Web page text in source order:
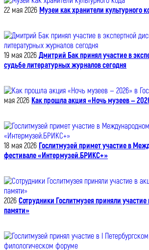
22 мая 2026 Музеи как хранители культурного
19 мая 2026 Дмитрий Бак принял участие в
судьбе литературных журналов сегодня
мая 2026 Как прошла акция «Ночь музеев —
18 мая 2026 Гослитмузей примет участие в
фестивале «Интермузей.БРИКС+»
2026 Сотрудники Гослитмузея приняли
памяти»